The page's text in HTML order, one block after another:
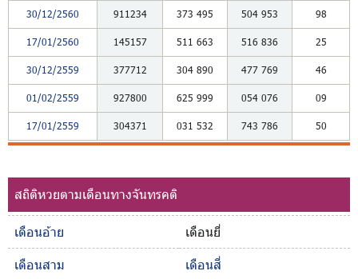
30/12/2560 911234 373 495 504 953 98
17/01/2560 145157 511 663 516 836 25
30/12/2559 377712 304 890 477 769 46
01/02/2559 927800 625 999 054 076 09
17/01/2559 304371 031 532 743 786 50
สถิติหวยตามเดือนทางจันทรคติ
เดือนอ้าย
เดือนยี่
เดือนสาม
เดือนสี่